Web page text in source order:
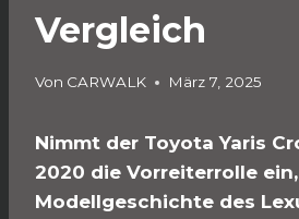
Vergleich
Von CARWALK März 7, 2025
Nimmt der Toyota Yaris
2020 die Vorreiterrolle
Modellgeschichte des